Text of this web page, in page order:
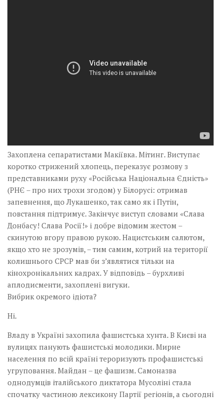
Захоплена сепаратистами Макіївка. Мітинг. Виступає
коротко стрижений хлопець, переказує розмову з
представниками руху «Російська Національна Єдність»
(РНЄ – про них трохи згодом) у Білорусі: отримав
запевнення, що Лукашенко, так само як і Путін,
повстання підтримує. Закінчує виступ словами «Слава
Донбасу! Слава Росії!» і добре відомим жестом –
скинутою вгору правою рукою. Нацистським салютом,
якщо хто не зрозумів, – тим самим, котрий на території
колишнього СРСР мав би з’являтися тільки на
кінохронікальних кадрах. У відповідь – бурхливі
аплодисменти, захоплені вигуки.
Вибрик окремого ідіота?
Ні.
Владу в Україні захопила фашистська хунта. В Києві на
вулицях панують фашистські молодики. Мирне
населення по всій країні тероризують профашистські
угруповання. Майдан – це фашизм. Самоназва
однодумців італійського диктатора Мусоліні стала
спочатку частиною лексикону Партії регіонів, а сьогодні